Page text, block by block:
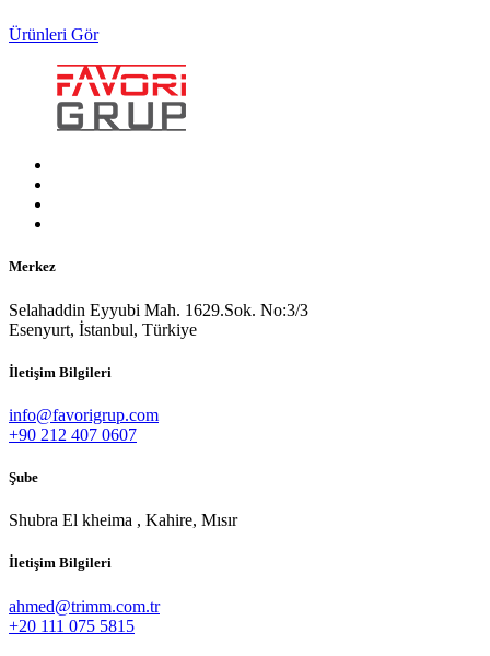
Ürünleri Gör
Merkez
Selahaddin Eyyubi Mah. 1629.Sok. No:3/3
Esenyurt, İstanbul, Türkiye
İletişim Bilgileri
info@favorigrup.com
+90 212 407 0607
Şube
Shubra El kheima , Kahire, Mısır
İletişim Bilgileri
ahmed@trimm.com.tr
+20 111 075 5815